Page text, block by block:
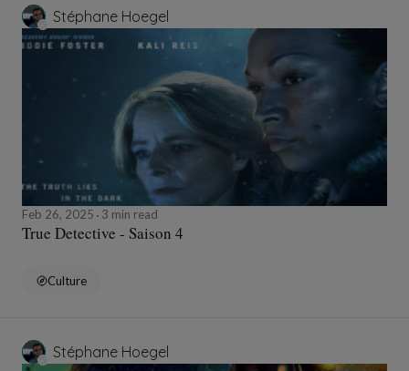
Stéphane Hoegel
Feb 26, 2025 3 min read
True Detective - Saison 4
Culture
Stéphane Hoegel